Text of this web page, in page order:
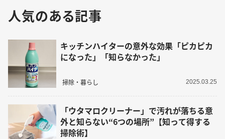
人気のある記事
キッチンハイターの意外な効果「ピカピカ
になった」「知らなかった」
掃除・暮らし 2025.03.25
「ウタマロクリーナー」で汚れが落ちる意
外と知らない“6つの場所”【知って得する
掃除術】